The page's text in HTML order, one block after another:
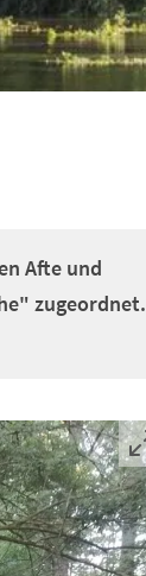
Afte und
zugeordnet.